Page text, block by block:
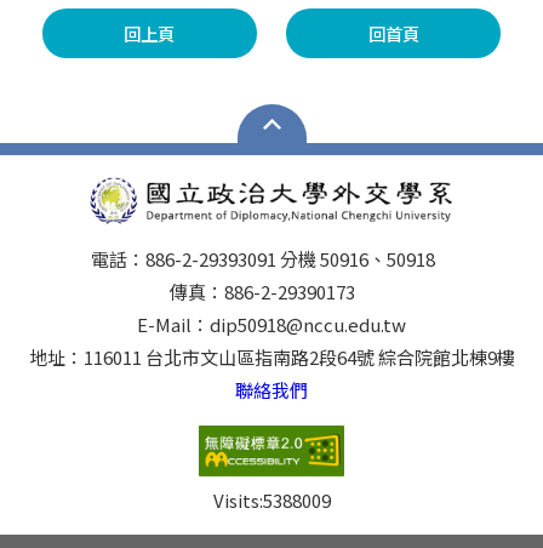
回上頁 回首頁
電話：886-2-29393091 分機 50916、50918
傳真：886-2-29390173
E-Mail：dip50918@nccu.edu.tw
地址：116011 台北市文山區指南路2段64號 綜合院館北棟9樓
聯絡我們
Visits:5388009